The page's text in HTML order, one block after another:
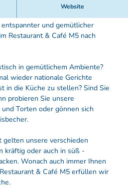
Website
gelegen, finden Sie mit Blick
und gemütlicher
Restaurant & Café M5 nach
in gemütlichem Ambiente?
wieder nationale Gerichte
in die Küche zu stellen? Sind Sie
probieren Sie unsere
Torten oder gönnen sich
unsere verschieden
kräftig oder auch in süß -
Wonach auch immer Ihnen
& Café M5 erfüllen wir